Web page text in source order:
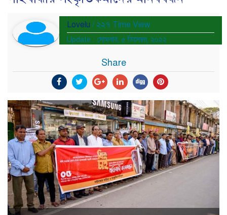
Lovelu / ২২৭ Time View
Update : সোমবার, ৫ ডিসেম্বর, ২০২২
Share